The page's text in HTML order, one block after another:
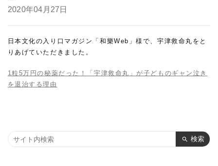
2020年04月27日
日本文化の入り口マガジン「和樂Web」様で、宇津救命丸をと
りあげていただきました。
1粒5万円の秘薬だった！「宇津救命丸」が子どものギャン泣き
を退治する理由
検索